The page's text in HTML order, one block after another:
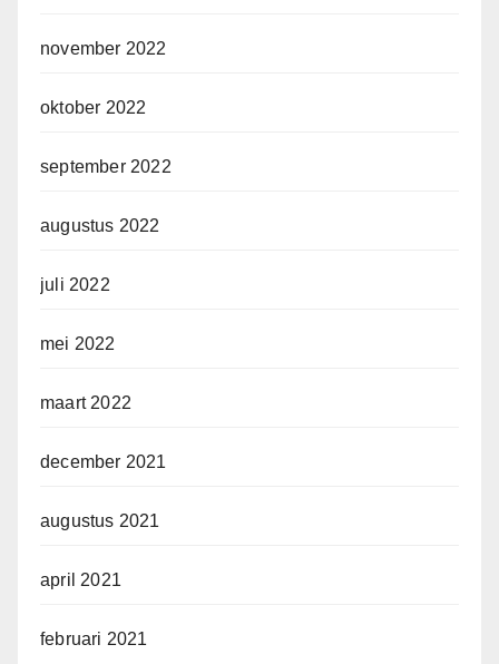
november 2022
oktober 2022
september 2022
augustus 2022
juli 2022
mei 2022
maart 2022
december 2021
augustus 2021
april 2021
februari 2021